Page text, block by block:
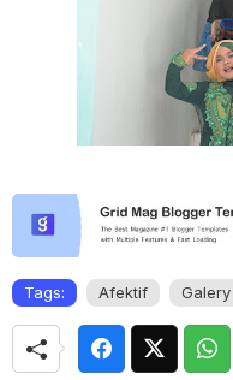
Tags: Afektif Galery